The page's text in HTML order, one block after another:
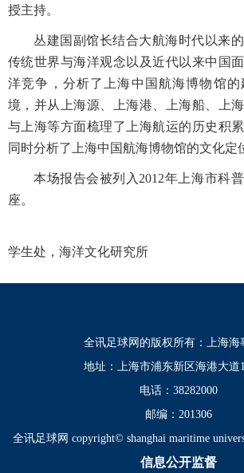
授主持。
丛建国副馆长结合大航海时代以来
传统世界与海洋观念以及近代以来中国
洋竞争，分析了上海中国航海博物馆
境，并从上海源、上海港、上海船、上
与上海等方面梳理了上海航运的历史积
同时分析了上海中国航海博物馆的文化定
本场报告会被列入2012年上海市科
座。
学生处，海洋文化研究所
全讯足球网的版权所有：上海海
地址：上海市浦东新区海港大道
电话：38282000
邮编：201306
全讯足球网 copyright© shanghai maritime
信息公开监督